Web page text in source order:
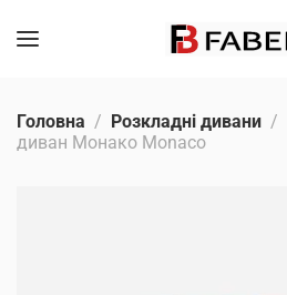
Головна Розкладні дивани
диван Монако Monaco